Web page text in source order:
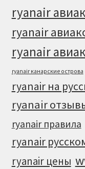
ryanair
ryanair
ryanair
ryanair канарские острова
ryanair на
ryanair
ryanair правила
ryanair
ryanair цены